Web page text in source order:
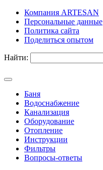
Компания ARTESAN
Персональные данные
Политика сайта
Поделиться опытом
Найти:
Баня
Водоснабжение
Канализация
Оборудование
Отопление
Инструкции
Фильтры
Вопросы-ответы